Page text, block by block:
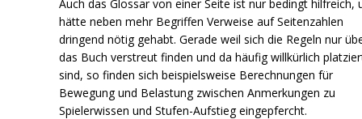
Auch das Glossar von einer Seite ist nur bedingt hilfreich,
hätte neben mehr Begriffen Verweise auf Seitenzahlen
dringend nötig gehabt. Gerade weil sich die Regeln nur
das Buch verstreut finden und da häufig willkürlich
sind, so finden sich beispielsweise Berechnungen für
Bewegung und Belastung zwischen Anmerkungen zu
Spielerwissen und Stufen-Aufstieg eingepfercht.